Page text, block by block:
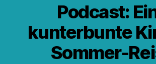
Podcast:
kunterbunte
Sommer-